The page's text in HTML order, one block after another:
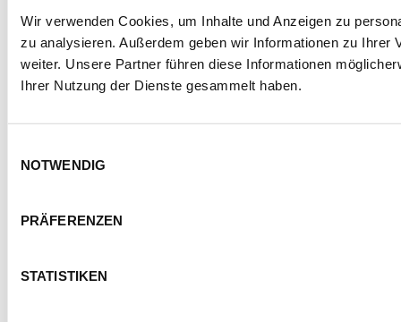
Wir verwenden Cookies, um Inhalte und Anzeigen zu
zu analysieren. Außerdem geben wir Informationen zu Ihrer
weiter. Unsere Partner führen diese Informationen
Ihrer Nutzung der Dienste gesammelt haben.
NOTWENDIG
PRÄFERENZEN
STATISTIKEN